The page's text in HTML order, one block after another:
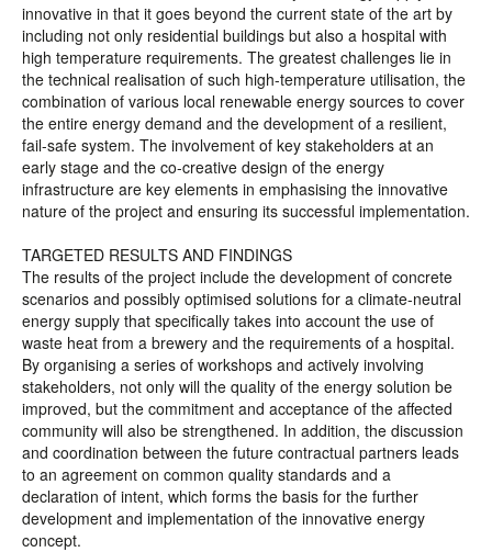
innovative in that it goes beyond the current state of the art by
including not only residential buildings but also a hospital with
high temperature requirements. The greatest challenges lie in
the technical realisation of such high-temperature utilisation, the
combination of various local renewable energy sources to cover
the entire energy demand and the development of a resilient,
fail-safe system. The involvement of key stakeholders at an
early stage and the co-creative design of the energy
infrastructure are key elements in emphasising the innovative
nature of the project and ensuring its successful implementation.
TARGETED RESULTS AND FINDINGS
The results of the project include the development of concrete
scenarios and possibly optimised solutions for a climate-neutral
energy supply that specifically takes into account the use of
waste heat from a brewery and the requirements of a hospital.
By organising a series of workshops and actively involving
stakeholders, not only will the quality of the energy solution be
improved, but the commitment and acceptance of the affected
community will also be strengthened. In addition, the discussion
and coordination between the future contractual partners leads
to an agreement on common quality standards and a
declaration of intent, which forms the basis for the further
development and implementation of the innovative energy
concept.